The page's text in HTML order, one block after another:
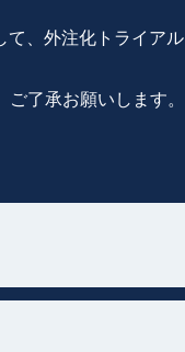
、外注化トライアル
了承お願いします。